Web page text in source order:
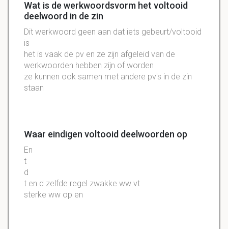
Wat is de werkwoordsvorm het voltooid
deelwoord in de zin
Dit werkwoord geen aan dat iets gebeurt/voltooid
is
het is vaak de pv en ze zijn afgeleid van de
werkwoorden hebben zijn of worden
ze kunnen ook samen met andere pv's in de zin
staan
Waar eindigen voltooid deelwoorden op
En
t
d
t en d zelfde regel zwakke ww vt
sterke ww op en